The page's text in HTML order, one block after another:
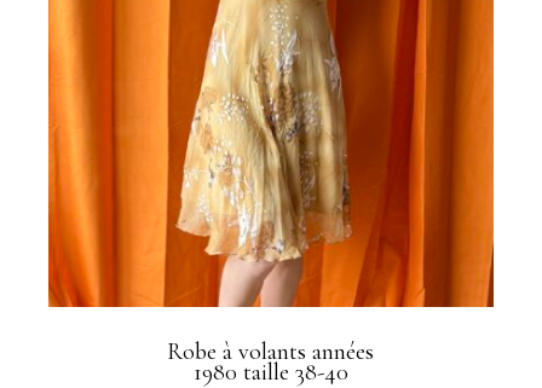
Robe à volants années
1980 taille 38-40